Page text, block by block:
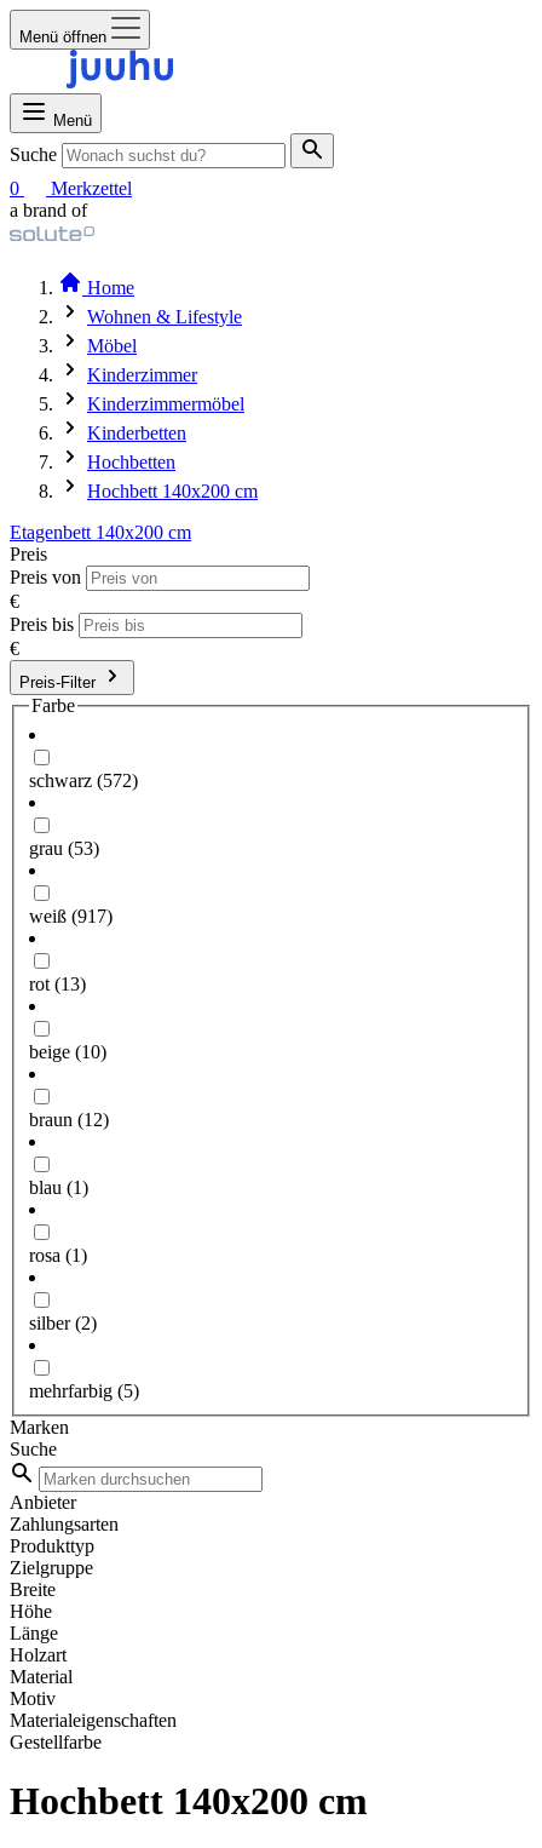
Menü öffnen
Menü
Suche
0
Merkzettel
a brand of
Home
Wohnen & Lifestyle
Möbel
Kinderzimmer
Kinderzimmermöbel
Kinderbetten
Hochbetten
Hochbett 140x200 cm
Etagenbett 140x200 cm
Preis
Preis von
€
Preis bis
€
Preis-Filter
Farbe
schwarz (572)
grau (53)
weiß (917)
rot (13)
beige (10)
braun (12)
blau (1)
rosa (1)
silber(2)
mehrfarbig (5)
Marken
Suche
Anbieter
Zahlungsarten
Produkttyp
Zielgruppe
Breite
Höhe
Länge
Holzart
Material
Motiv
Materialeigenschaften
Gestellfarbe
Hochbett 140x200 cm